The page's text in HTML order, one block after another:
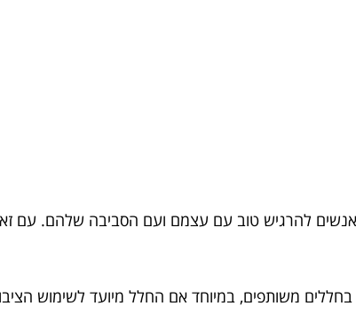
להרגיש טוב עם עצמם ועם הסביבה שלהם. עם
משותפים, במיוחד אם החלל מיועד לשימוש